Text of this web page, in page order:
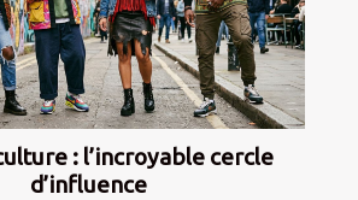
: l’incroyable cercle
d’influence